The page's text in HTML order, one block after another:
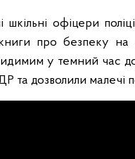
офіцери
про безпеку на
у темний час
та дозволили малечі